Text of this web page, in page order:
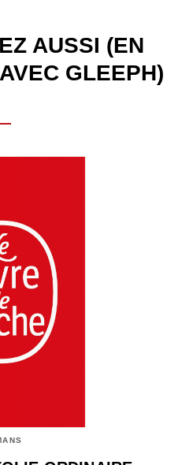
AUSSI (EN
GLEEPH)